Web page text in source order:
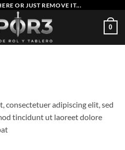
OR JUST REMOVE IT...
0
consectetuer adipiscing elit, sed
tincidunt ut laoreet dolore